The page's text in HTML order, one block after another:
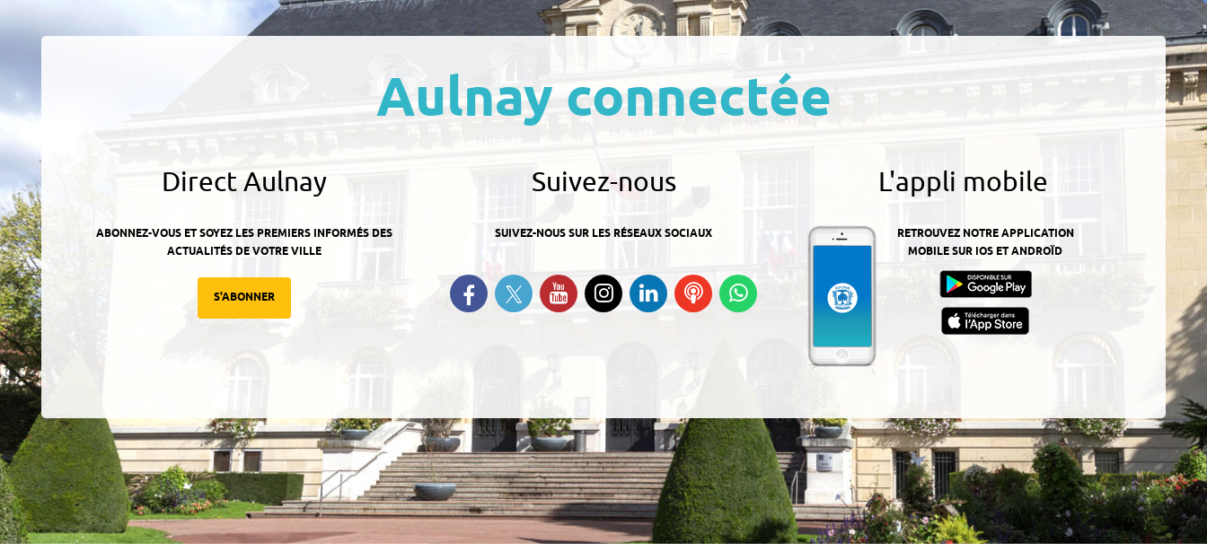
Aulnay connectée
Direct Aulnay
ABONNEZ-VOUS ET SOYEZ LES PREMIERS INFORMÉS DES
ACTUALITÉS DE VOTRE VILLE
S'ABONNER
Suivez-nous
SUIVEZ-NOUS SUR LES RÉSEAUX SOCIAUX
Retrouvez-nous sur Facebook
Suivez-nous sur Twitter
Suivez-nous sur YouTube
Suivez-nous sur
Instagram
Retrouvez-nous
sur Linkedin
Ecoutez
nos
L'appli mobile
RETROUVEZ NOTRE APPLICATION
MOBILE SUR IOS ET ANDROÏD